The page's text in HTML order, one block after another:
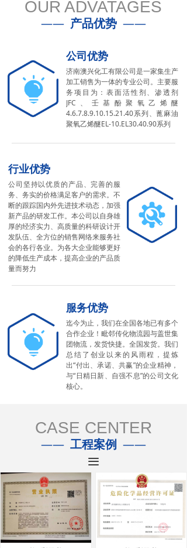
OUR ADVATAGES
—— 产品优势 ——
公司优势
济南澳兴化工有限公司是一家集生产
加工销售为一体的专业公司。主要服
务项目为：表面活性剂、渗透剂
JFC、壬基酚聚氧乙烯醚
4.6.7.8.9.10.15.21.40系列、蓖麻油
聚氧乙烯醚EL-10.EL30.40.90系列
行业优势
公司坚持以优质的产品、完善的服
务、务实的价格满足客户的需求。不
断的跟踪国内外先进技术动态，加强
新产品的研发工作。本公司以自身雄
厚的经济实力、高质量的科研设计开
发队伍、全方位的销售网络来服务社
会的各行各业。为各大企业能够更好
的降低生产成本，提高企业的产品质
量而努力
服务优势
迄今为止，我们在全国各地已有多个
合作企业！毗邻传化物流园与盖世集
团物流，发货快捷。全国发货。我们
总结了创业以来的风雨程，提炼
出“付出、承诺、共赢”的企业精神，
与“日精日新、自强不息”的公司文化
核心。
CASE CENTER
——工程案例 ——
끀